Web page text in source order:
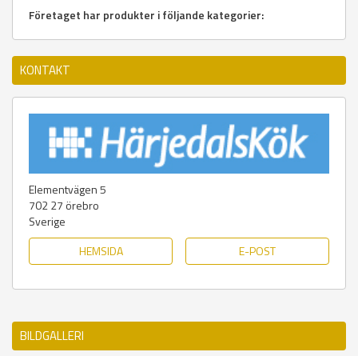
Företaget har produkter i följande kategorier:
KONTAKT
Elementvägen 5
702 27 örebro
Sverige
HEMSIDA
E-POST
BILDGALLERI